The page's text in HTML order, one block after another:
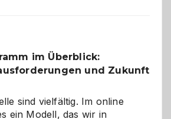
im Überblick:
und Zukunft
sind vielfältig. Im online
ein Modell, das wir in